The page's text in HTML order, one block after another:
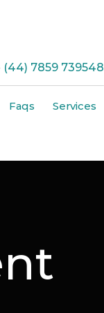
(44) 7859 739548
Faqs Services